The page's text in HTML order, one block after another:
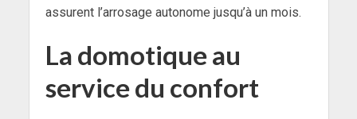
assurent l’arrosage autonome jusqu’à un mois.
La domotique au
service du confort